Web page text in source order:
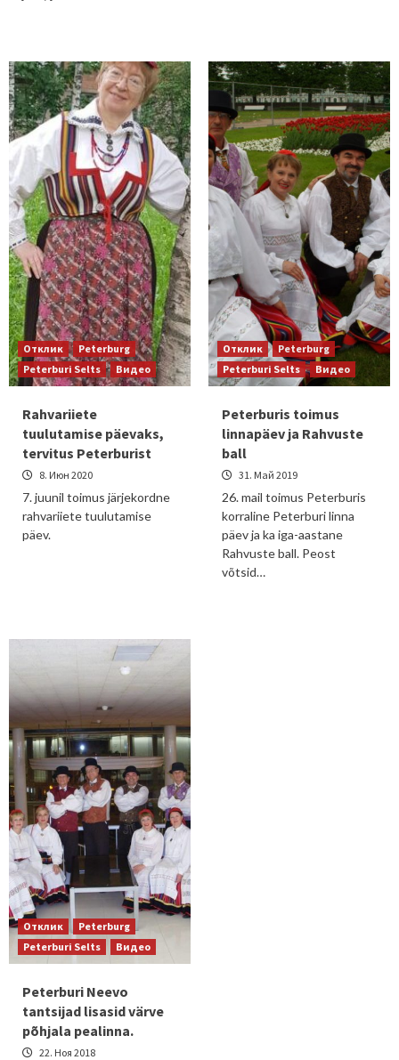
Отклик
Peterburg
Peterburi Selts
Видео
Rahvariiete
tuulutamise päevaks,
tervitus Peterburist
8. Июн 2020
7. juunil toimus järjekordne
rahvariiete tuulutamise
päev.
Отклик
Peterburg
Peterburi Selts
Видео
Peterburis toimus
linnapäev ja Rahvuste
ball
31. Май 2019
26. mail toimus Peterburis
korraline Peterburi linna
päev ja ka iga-aastane
Rahvuste ball. Peost
võtsid…
Отклик
Peterburg
Peterburi Selts
Видео
Peterburi Neevo
tantsijad lisasid värve
põhjala pealinna.
22. Ноя 2018